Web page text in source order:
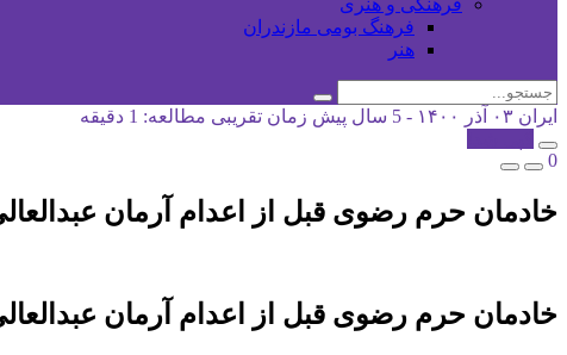
فرهنگی و هنری
فرهنگ بومی مازندران
هنر
ایران ۰۳ آذر ۱۴۰۰ - 5 سال پیش
زمان تقریبی مطالعه: 1 دقیقه
0
خادمان حرم رضوی قبل از اعدام آرمان
خادمان حرم رضوی قبل از اعدام آرمان